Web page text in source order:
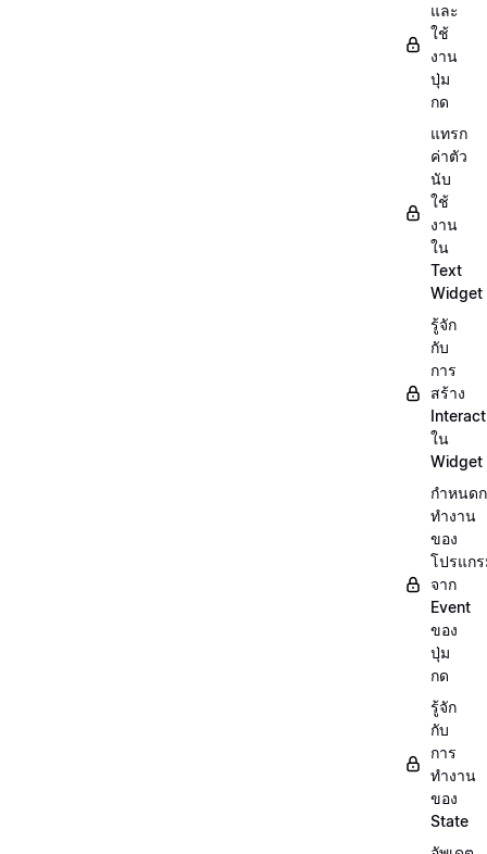
และ
ใช้
งาน
ปุ่ม
กด
แทรก
ค่าตัว
นับ
ใช้
งาน
ใน
Text
Widget
รู้จัก
กับ
การ
สร้าง
ใน
Widget
กำหนด
ทำงาน
ของ
โปรแก
จาก
Event
ของ
ปุ่ม
กด
รู้จัก
กับ
การ
ทำงาน
ของ
State